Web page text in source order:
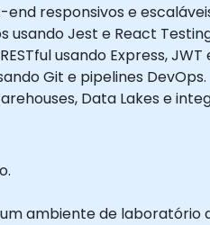
responsivos e
Jest e React
usando Express,
Git e pipelines DevOps.
Data Lakes e
ambiente de laboratório